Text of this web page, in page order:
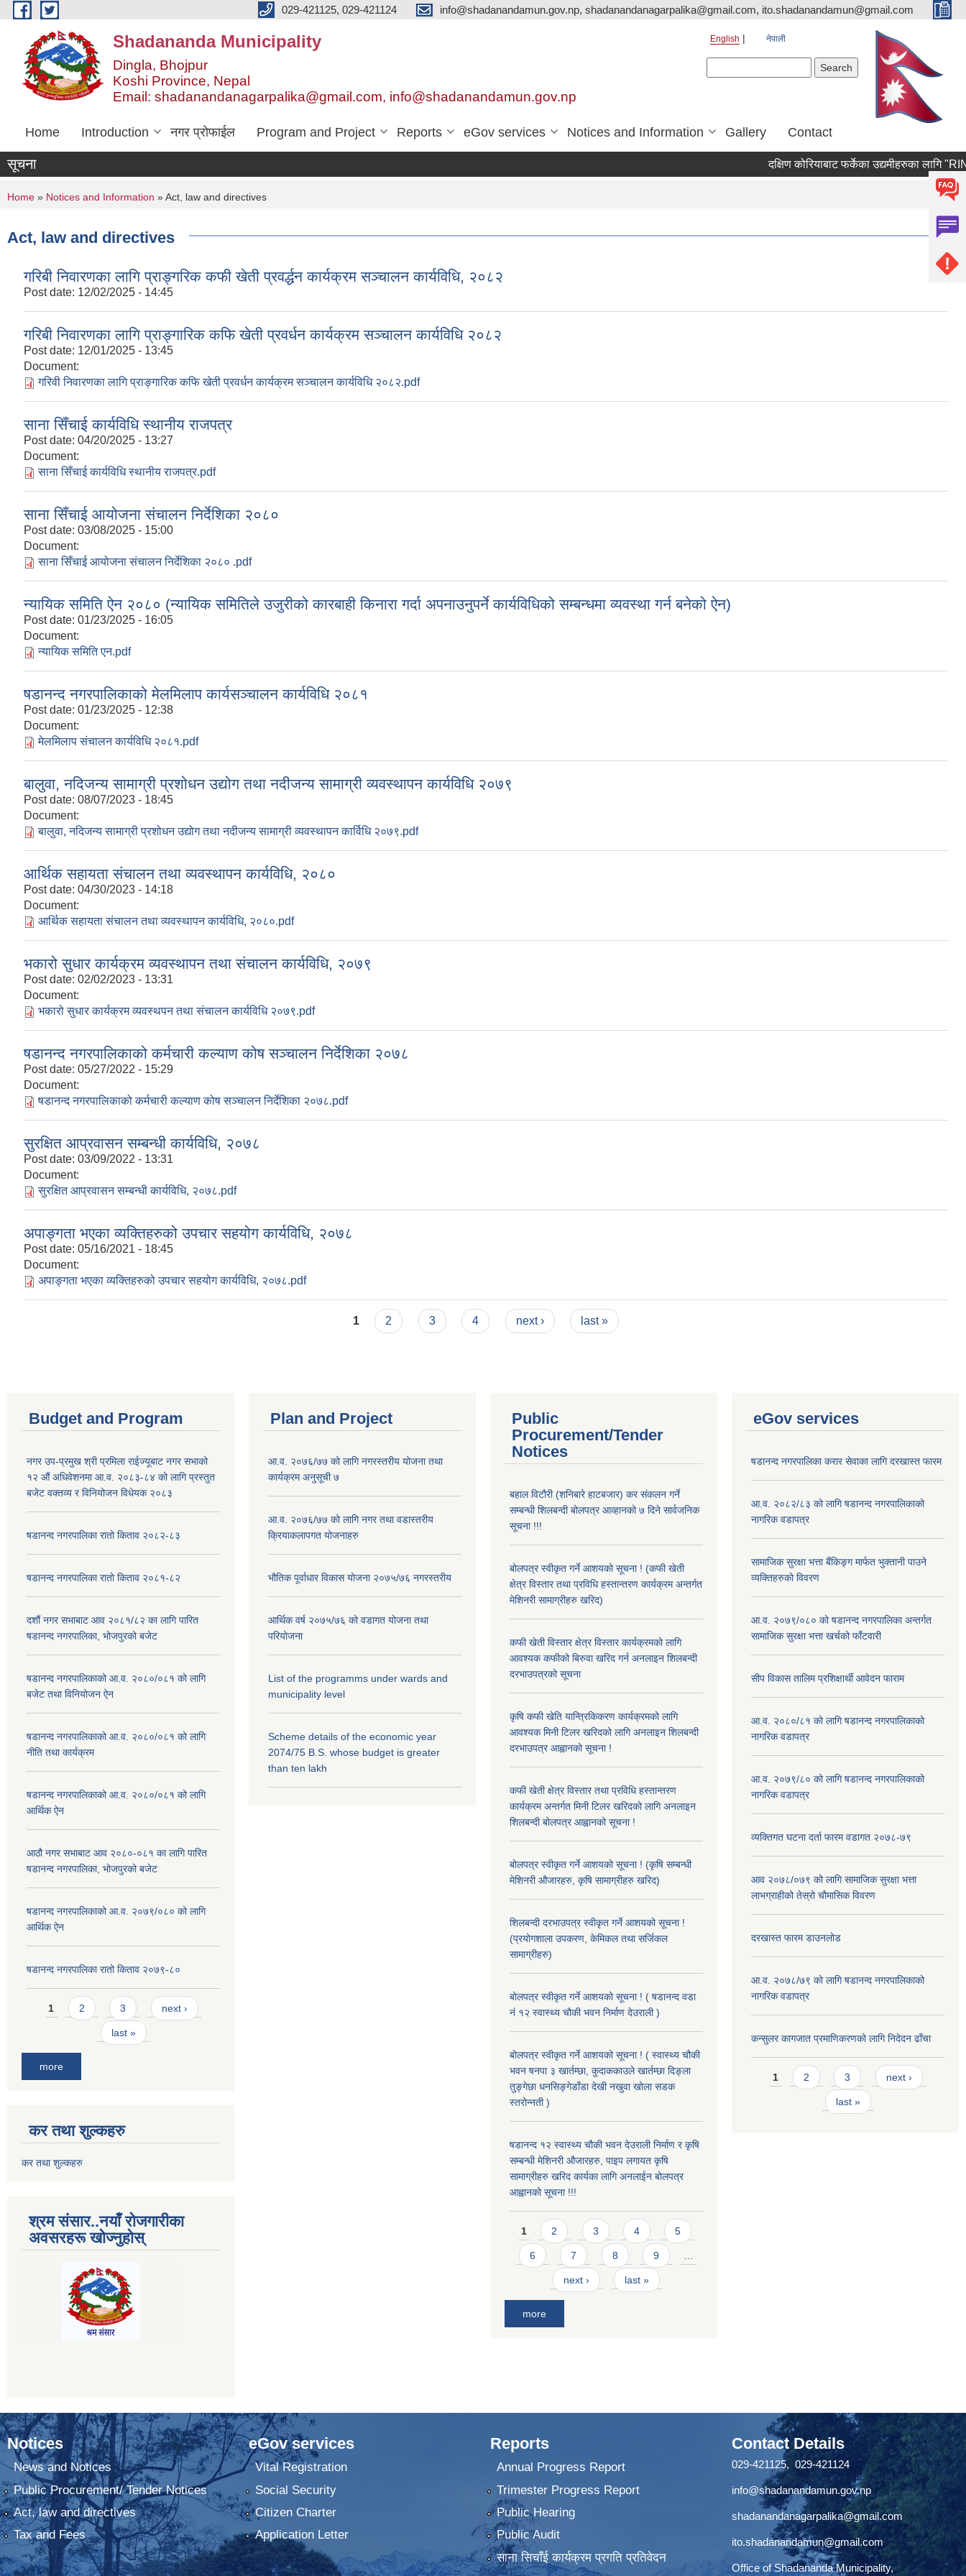
Skip to main content 029-421125, 029-421124 info@shadanandamun.gov.np, shadanandanagarpalika@gmail.com, ito.shadanandamun@gmail.com
Shadananda Municipality
Dingla, Bhojpur
Koshi Province, Nepal
Email: shadanandanagarpalika@gmail.com, info@shadanandamun.gov.np
English नेपाली
Home Introduction नगर प्रोफाईल Program and Project Reports eGov services Notices and Information Gallery Contact
सूचना दक्षिण कोरियाबाट फर्केका उद्यमीहरुका लागि "RIN
You are here
Home » Notices and Information » Act, law and directives
Act, law and directives
गरिबी निवारणका लागि प्राङ्गरिक कफी खेती प्रवर्द्धन कार्यक्रम सञ्चालन कार्यविधि, २०८२
Post date: 12/02/2025 - 14:45
गरिबी निवारणका लागि प्राङ्गारिक कफि खेती प्रवर्धन कार्यक्रम सञ्चालन कार्यविधि २०८२
Post date: 12/01/2025 - 13:45
Document:
गरिवी निवारणका लागि प्राङ्गारिक कफि खेती प्रवर्धन कार्यक्रम सञ्चालन कार्यविधि २०८२.pdf
साना सिँचाई कार्यविधि स्थानीय राजपत्र
Post date: 04/20/2025 - 13:27
Document:
साना सिँचाई कार्यविधि स्थानीय राजपत्र.pdf
साना सिँचाई आयोजना संचालन निर्देशिका २०८०
Post date: 03/08/2025 - 15:00
Document:
साना सिँचाई आयोजना संचालन निर्देशिका २०८० .pdf
न्यायिक समिति ऐन २०८० (न्यायिक समितिले उजुरीको कारबाही किनारा गर्दा अपनाउनुपर्ने कार्यविधिको सम्बन्धमा व्यवस्था गर्न बनेको ऐन)
Post date: 01/23/2025 - 16:05
Document:
न्यायिक समिति एन.pdf
षडानन्द नगरपालिकाको मेलमिलाप कार्यसञ्चालन कार्यविधि २०८१
Post date: 01/23/2025 - 12:38
Document:
मेलमिलाप संचालन कार्यविधि २०८१.pdf
बालुवा, नदिजन्य सामाग्री प्रशोधन उद्योग तथा नदीजन्य सामाग्री व्यवस्थापन कार्यविधि २०७९
Post date: 08/07/2023 - 18:45
Document:
बालुवा, नदिजन्य सामाग्री प्रशोधन उद्योग तथा नदीजन्य सामाग्री व्यवस्थापन कार्विधि २०७९.pdf
आर्थिक सहायता संचालन तथा व्यवस्थापन कार्यविधि, २०८०
Post date: 04/30/2023 - 14:18
Document:
आर्थिक सहायता संचालन तथा व्यवस्थापन कार्यविधि, २०८०.pdf
भकारो सुधार कार्यक्रम व्यवस्थापन तथा संचालन कार्यविधि, २०७९
Post date: 02/02/2023 - 13:31
Document:
भकारो सुधार कार्यक्रम व्यवस्थपन तथा संचालन कार्यविधि २०७९.pdf
षडानन्द नगरपालिकाको कर्मचारी कल्याण कोष सञ्चालन निर्देशिका २०७८
Post date: 05/27/2022 - 15:29
Document:
षडानन्द नगरपालिकाको कर्मचारी कल्याण कोष सञ्चालन निर्देशिका २०७८.pdf
सुरक्षित आप्रवासन सम्बन्धी कार्यविधि, २०७८
Post date: 03/09/2022 - 13:31
Document:
सुरक्षित आप्रवासन सम्बन्धी कार्यविधि, २०७८.pdf
अपाङ्गता भएका व्यक्तिहरुको उपचार सहयोग कार्यविधि, २०७८
Post date: 05/16/2021 - 18:45
Document:
अपाङ्गता भएका व्यक्तिहरुको उपचार सहयोग कार्यविधि, २०७८.pdf
1 2 3 4 next › last »
Budget and Program
नगर उप-प्रमुख श्री प्रमिला राईज्यूबाट नगर सभाको
१२ ‍औं अधिवेशनमा आ.व. २०८३-८४ को लागि प्रस्तुत
बजेट वक्तव्य र विनियोजन विधेयक २०८३
षडानन्द नगरपालिका रातो किताव २०८२-८३
षडानन्द नगरपालिका रातो किताव २०८१-८२
दशौं नगर सभाबाट आव २०८१/८२ का लागि पारित
षडानन्द नगरपालिका, भोजपुरको बजेट
षडानन्द नगरपालिकाको आ.व. २०८०/०८१ को लागि
बजेट तथा विनियोजन ऐन
षडानन्द नगरपालिकाको आ.व. २०८०/०८१ को लागि
नीति तथा कार्यक्रम
षडानन्द नगरपालिकाको आ.व. २०८०/०८१ को लागि
आर्थिक ऐन
आठौ नगर सभाबाट आव २०८०-०८१ का लागि पारित
षडानन्द नगरपालिका, भोजपुरको बजेट
षडानन्द नगरपालिकाको आ.व. २०७९/०८० को लागि
आर्थिक ऐन
षडानन्द नगरपालिका रातो किताव २०७९-८०
Pages
1 2 3 next ›
last »
more
कर तथा शुल्कहरु
कर तथा शुल्कहरु
श्रम संसार..नयाँ रोजगारीका
अवसरहरू खोज्नुहोस्
Plan and Project
आ.व. २०७६/७७ को लागि नगरस्तरीय योजना तथा
कार्यक्रम अनुसूची ७
आ.व. २०७६/७७ को लागि नगर तथा वडास्तरीय
क्रियाकलापगत योजनाहरु
भौतिक पूर्वाधार विकास योजना २०७५/७६ नगरस्तरीय
आर्थिक वर्ष २०७५/७६ को वडागत योजना तथा
परियोजना
List of the programms under wards and
municipality level
Scheme details of the economic year
2074/75 B.S. whose budget is greater
than ten lakh
Public
Procurement/Tender
Notices
बहाल विटौरी (शनिबारे हाटबजार) कर संकलन गर्ने
सम्बन्धी शिलबन्दी बोलपत्र आव्हानको ७ दिने सार्वजनिक
सूचना !!!
बोलपत्र स्वीकृत गर्ने आशयको सूचना ! (कफी खेती
क्षेत्र विस्तार तथा प्रविधि हस्तान्तरण कार्यक्रम अन्तर्गत
मेशिनरी सामाग्रीहरु खरिद)
कफी खेती विस्तार क्षेत्र विस्तार कार्यक्रमको लागि
आवश्यक कफीको बिरुवा खरिद गर्न अनलाइन शिलबन्दी
दरभाउपत्रको सूचना
कृषि कफी खेति यान्त्रिकिकरण कार्यक्रमको लागि
आवश्यक मिनी टिलर खरिदको लागि अनलाइन शिलबन्दी
दरभाउपत्र आह्वानको सूचना !
कफी खेती क्षेत्र विस्तार तथा प्रविधि हस्तान्तरण
कार्यक्रम अन्तर्गत मिनी टिलर खरिदको लागि अनलाइन
शिलबन्दी बोलपत्र आह्वानको सूचना !
बोलपत्र स्वीकृत गर्ने आशयको सूचना ! (कृषि सम्बन्धी
मेशिनरी औजारहरु, कृषि सामाग्रीहरु खरिद)
शिलबन्दी दरभाउपत्र स्वीकृत गर्ने आशयको सूचना !
(प्रयोगशाला उपकरण, केमिकल तथा सर्जिकल
सामाग्रीहरु)
बोलपत्र स्वीकृत गर्ने आशयको सूचना ! ( षडानन्द वडा
नं १२ स्वास्थ्य चौकी भवन निर्माण देउराली )
बोलपत्र स्वीकृत गर्ने आशयको सूचना ! ( स्वास्थ्य चौकी
भवन षनपा ३ खार्तम्छा, कुदाककाउले खार्तम्छा दिङ्ला
तुङ्गेछा धनसिङ्गेडाँडा देखी नखुवा खोला सडक
स्तरोन्नती )
षडानन्द १२ स्वास्थ्य चौकी भवन देउराली निर्माण र कृषि
सम्बन्धी मेशिनरी औजारहरु, पाइप लगायत कृषि
सामाग्रीहरु खरिद कार्यका लागि अनलाईन बोलपत्र
आह्वानको सूचना !!!
Pages
1 2 3 4 5
6 7 8 9 …
next › last »
more
eGov services
षडानन्द नगरपालिका करार सेवाका लागि दरखास्त फारम
आ.व. २०८२/८३ को लागि षडानन्द नगरपालिकाको
नागरिक वडापत्र
सामाजिक सुरक्षा भत्ता बैंकिङ्ग मार्फत भुक्तानी पाउने
व्यक्तिहरुको विवरण
आ.व. २०७९/०८० को षडानन्द नगरपालिका अन्तर्गत
सामाजिक सुरक्षा भत्ता खर्चको फाँटवारी
सीप विकास तालिम प्रशिक्षार्थी आवेदन फाराम
आ.व. २०८०/८१ को लागि षडानन्द नगरपालिकाको
नागरिक वडापत्र
आ.व. २०७९/८० को लागि षडानन्द नगरपालिकाको
नागरिक वडापत्र
व्यक्तिगत घटना दर्ता फारम वडागत २०७८-७९
आव २०७८/०७९ को लागि सामाजिक सुरक्षा भत्ता
लाभग्राहीको तेस्रो चौमासिक विवरण
दरखास्त फारम डाउनलोड
आ.व. २०७८/७९ को लागि षडानन्द नगरपालिकाको
नागरिक वडापत्र
कन्सुलर कागजात प्रमाणिकरणको लागि निदेदन ढाँचा
Pages
1 2 3 next ›
last »
Notices
News and Notices
Public Procurement/ Tender Notices
Act, law and directives
Tax and Fees
eGov services
Vital Registration
Social Security
Citizen Charter
Application Letter
Reports
Annual Progress Report
Trimester Progress Report
Public Hearing
Public Audit
साना सिचाँई कार्यक्रम प्रगति प्रतिवेदन
Contact Details
029-421125, 029-421124
info@shadanandamun.gov.np
shadanandanagarpalika@gmail.com
ito.shadanandamun@gmail.com
Office of Shadananda Municipality,